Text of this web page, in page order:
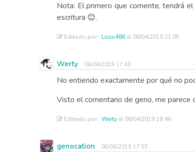
Nota: El primero que comente, tendrá
escritura 😊.
Editado por: Lozo486 el 06/04/2019 21:05
Werty 06/04/2019 17:49
No entiendo exactamente por qué no
Visto el comentario de geno, me parece
Editado por: Werty el 06/04/2019 18:46
genocation 06/04/2019 17:55